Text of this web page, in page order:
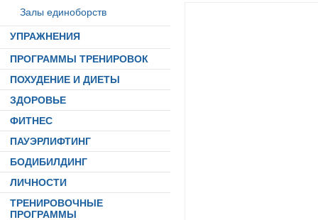
Залы единоборств
УПРАЖНЕНИЯ
ПРОГРАММЫ ТРЕНИРОВОК
ПОХУДЕНИЕ И ДИЕТЫ
ЗДОРОВЬЕ
ФИТНЕС
ПАУЭРЛИФТИНГ
БОДИБИЛДИНГ
ЛИЧНОСТИ
ТРЕНИРОВОЧНЫЕ
ПРОГРАММЫ